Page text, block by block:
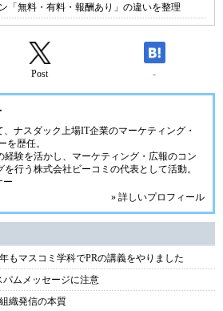
「無料・有料・報酬あり」の違いを整理
Post -
、ナスダック上場IT企業のマーケティング・
を歴任。
経験を活かし、マーケティング・広報のコン
を行う株式会社ビーコミの代表として活動。
ー
» 詳しいプロフィール
もマスコミ学科でPRの講義をやりました
パムメッセージに注意
織発信の本質